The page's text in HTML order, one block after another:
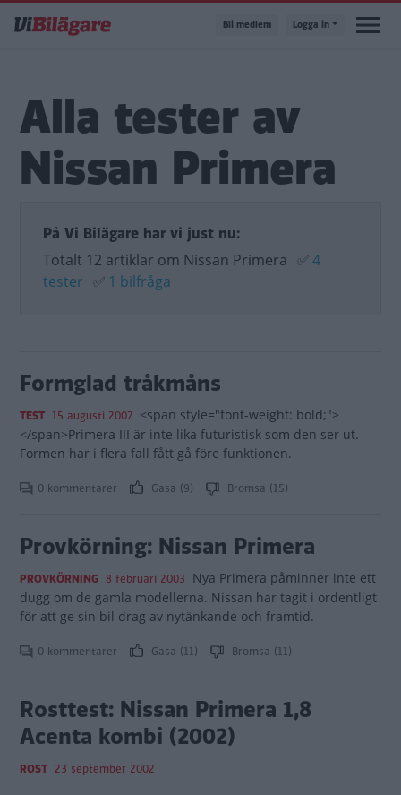
till
Bli medlem Logga in
Alla tester av
Nissan Primera
På Vi Bilägare har vi just nu:
Totalt 12 artiklar om Nissan Primera ✅4
tester ✅ 1 bilfråga
Formglad tråkmåns
TEST 15 augusti 2007 <span style="font-weight: bold;">
</span>Primera III är inte lika futuristisk som den ser ut.
Formen har i flera fall fått gå före funktionen.
0 kommentarer Gasa (9) Bromsa (15)
Provkörning: Nissan Primera
PROVKÖRNING 8 februari 2003 Nya Primera påminner inte ett
dugg om de gamla modellerna. Nissan har tagit i ordentligt
för att ge sin bil drag av nytänkande och framtid.
0 kommentarer Gasa (11) Bromsa (11)
Rosttest: Nissan Primera 1,8
Acenta kombi (2002)
ROST 23 september 2002